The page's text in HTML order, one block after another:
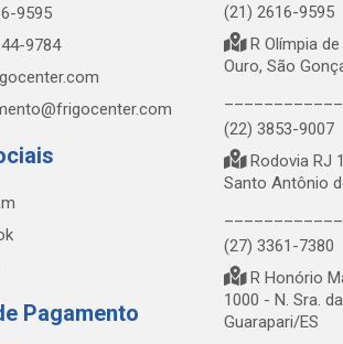
9595
9784
Pagamento
(21) 2616-9595
R Olímpia
Ouro, São
(22) 3853-9007
Rodovia RJ
Santo Antônio
(27) 3361-7380
R Honório
1000 - N. Sra.
Guarapari/ES